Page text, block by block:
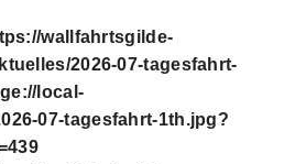
wallfahrtsgilde-
2026-07-tagesfahrt-
local-
07-tagesfahrt-1th.jpg?